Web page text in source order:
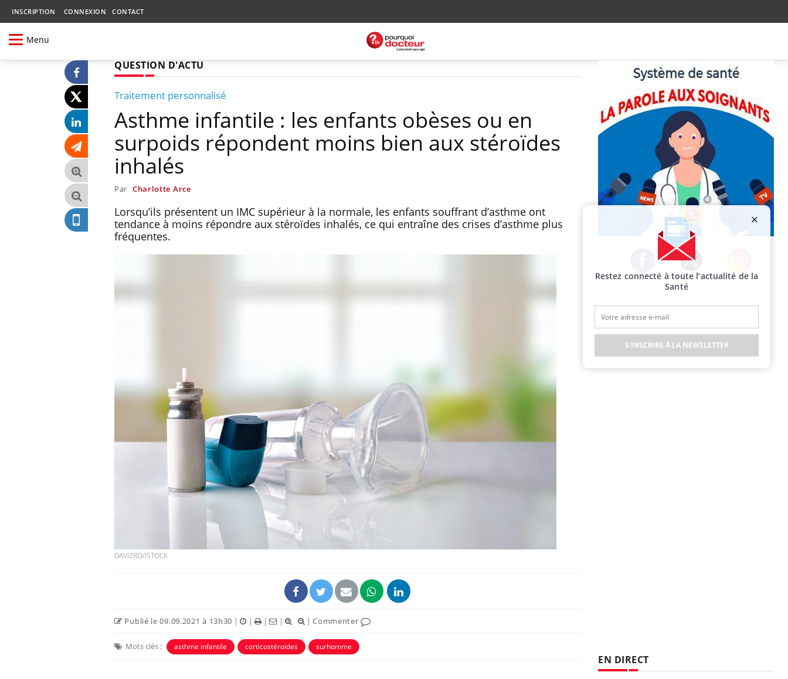
INSCRIPTION CONNEXION CONTACT
Menu
QUESTION D'ACTU
Traitement personnalisé
Asthme infantile : les enfants obèses ou en
surpoids répondent moins bien aux stéroïdes
inhalés
Par Charlotte Arce
Lorsqu’ils présentent un IMC supérieur à la normale, les enfants souffrant d’asthme ont
tendance à moins répondre aux stéroïdes inhalés, ce qui entraîne des crises d’asthme plus
fréquentes.
DAVIZRO/ISTOCK
Publié le 09.09.2021 à 13h30 | | | | |Commenter
Mots clés : asthme infantile corticostéroïdes surhomme
Facebook Twitter Instagram
EN DIRECT
Restez connecté à toute l’actualité de la
Santé
S'INSCRIRE À LA NEWSLETTER